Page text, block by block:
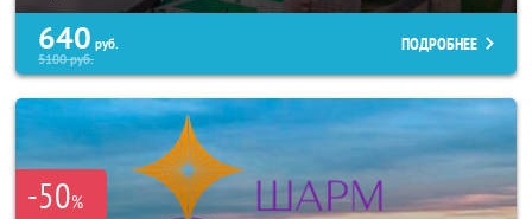
640 руб.
5100руб.
ПОДРОБНЕЕ
-50%